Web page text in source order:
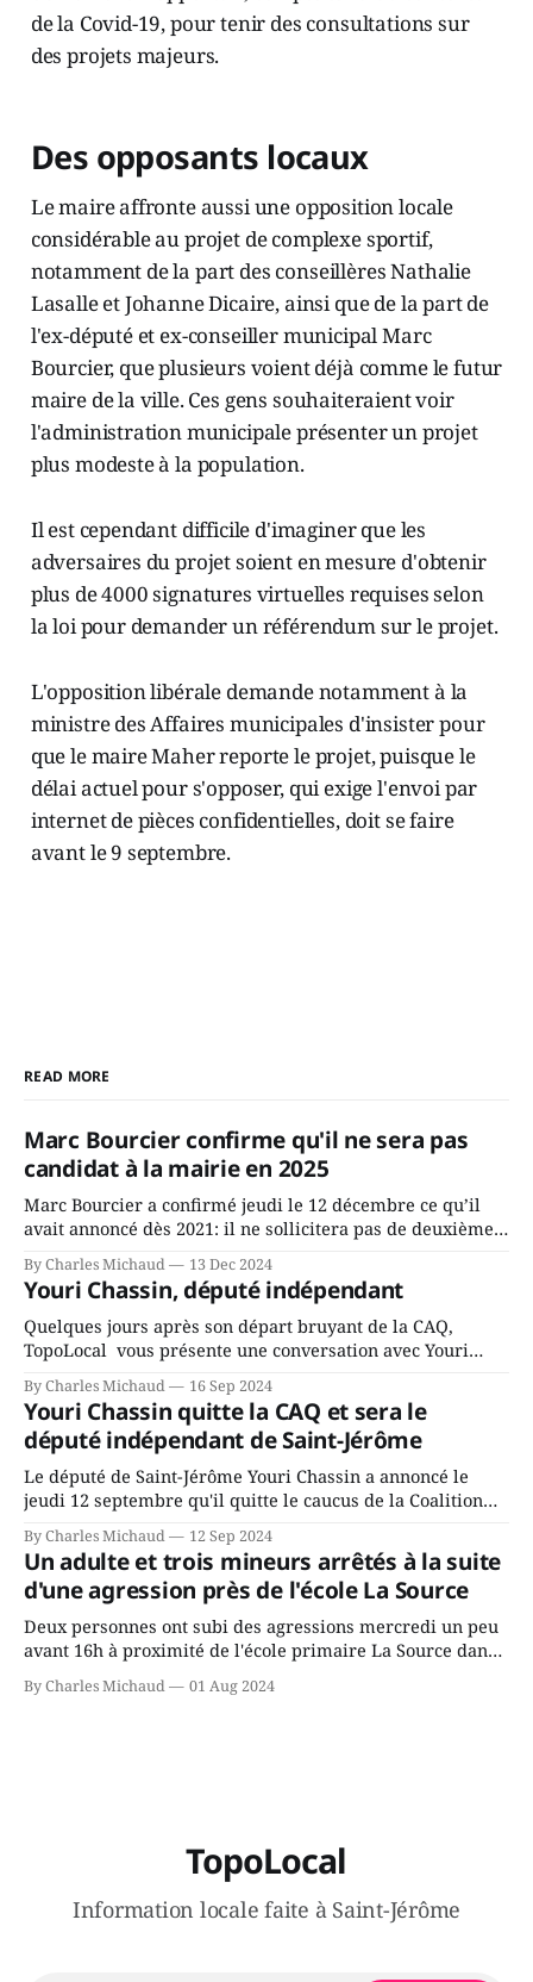
de la Covid-19, pour tenir des consultations sur
des projets majeurs.
Des opposants locaux
Le maire affronte aussi une opposition locale
considérable au projet de complexe sportif,
notamment de la part des conseillères Nathalie
Lasalle et Johanne Dicaire, ainsi que de la part de
l'ex-député et ex-conseiller municipal Marc
Bourcier, que plusieurs voient déjà comme le futur
maire de la ville. Ces gens souhaiteraient voir
l'administration municipale présenter un projet
plus modeste à la population.
Il est cependant difficile d'imaginer que les
adversaires du projet soient en mesure d'obtenir
plus de 4000 signatures virtuelles requises selon
la loi pour demander un référendum sur le projet.
L'opposition libérale demande notamment à la
ministre des Affaires municipales d'insister pour
que le maire Maher reporte le projet, puisque le
délai actuel pour s'opposer, qui exige l'envoi par
internet de pièces confidentielles, doit se faire
avant le 9 septembre.
READ MORE
Marc Bourcier confirme qu'il ne sera pas
candidat à la mairie en 2025
Marc Bourcier a confirmé jeudi le 12 décembre ce qu’il
avait annoncé dès 2021: il ne sollicitera pas de deuxième
mandat à titre de maire de Saint-Jérôme. Bourcier en a
fait l’annonce en s’adressant aux employés de la ville,
rassemblés en soirée pour leur traditionnel souper
By Charles Michaud 13 Dec 2024
Youri Chassin, député indépendant
Quelques jours après son départ bruyant de la CAQ,
TopoLocal vous présente une conversation avec Youri
Chassin. Nous avons causé de sa décision. Y songeait-il
depuis longtemps? Sera-t-il candidat indépendant dans 2
ans? Joindrait-il un autre parti, par exemple les
conservateurs d’Éric Duhaime? Que lui
By Charles Michaud 16 Sep 2024
Youri Chassin quitte la CAQ et sera le
député indépendant de Saint-Jérôme
Le député de Saint-Jérôme Youri Chassin a annoncé le
jeudi 12 septembre qu'il quitte le caucus de la Coalition
Avenir Québec de François Legault parce qu'il est déçu du
gouvernement de la CAQ, surtout de son incapacité, qu'il
juge chronique, à offrir des
By Charles Michaud 12 Sep 2024
Un adulte et trois mineurs arrêtés à la suite
d'une agression près de l'école La Source
Deux personnes ont subi des agressions mercredi un peu
avant 16h à proximité de l'école primaire La Source dans
le secteur Bellefeuille de Saint-Jérôme. L'une de deux
victimes aurait été écrasée sous un véhicule et aspergée
By Charles Michaud 01 Aug 2024
TopoLocal
Information locale faite à Saint-Jérôme